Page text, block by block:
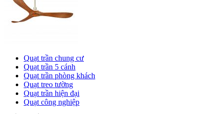
Quạt trần chung cư
Quạt trần 5 cánh
Quạt trần phòng khách
Quạt treo tường
Quạt trần hiện đại
Quạt công nghiệp